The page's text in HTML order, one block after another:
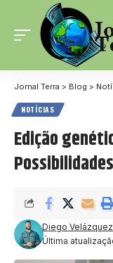
Jornal Terra > Blog >
NOTÍCIAS
Edição
Última
Diego Velázquez